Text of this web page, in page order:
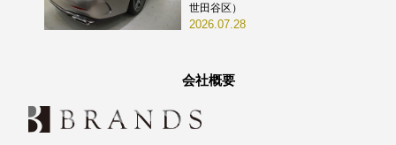
世田谷区）
2026.07.28
会社概要